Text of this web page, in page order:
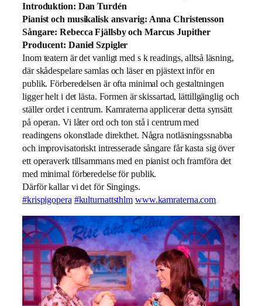
Introduktion: Dan Turdén
Pianist och musikalisk ansvarig: Anna Christensson
Sångare: Rebecca Fjällsby och Marcus Jupither
Producent: Daniel Szpigler
Inom teatern är det vanligt med s k readings, alltså läsning,
där skådespelare samlas och läser en pjästext inför en
publik. Förberedelsen är ofta minimal och gestaltningen
ligger helt i det lästa. Formen är skissartad, lättillgänglig och
ställer ordet i centrum. Kamraterna applicerar detta synsätt
på operan. Vi låter ord och ton stå i centrum med
readingens okonstlade direkthet. Några notläsningssnabba
och improvisatoriskt intresserade sångare får kasta sig över
ett operaverk tillsammans med en pianist och framföra det
med minimal förberedelse för publik.
Därför kallar vi det för Singings.
#krispigopera #kulturnattsthlm www.kamraterna.com